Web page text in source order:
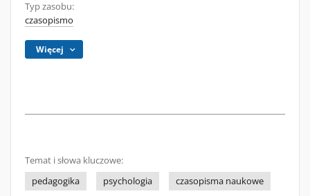
Typ zasobu:
czasopismo
Więcej
Temat i słowa kluczowe:
pedagogika
psychologia czasopisma naukowe